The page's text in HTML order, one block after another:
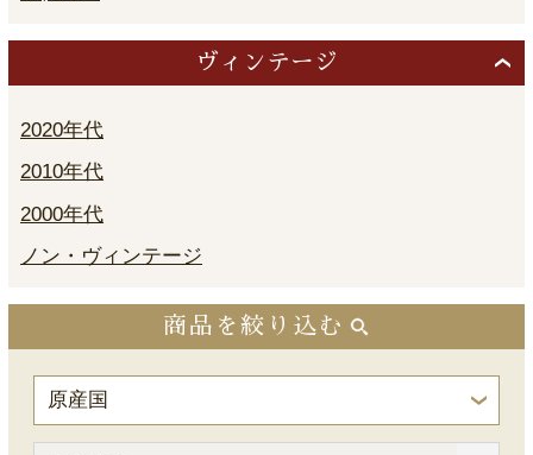
ヴィンテージ
2020年代
2010年代
2000年代
ノン・ヴィンテージ
商品を絞り込む